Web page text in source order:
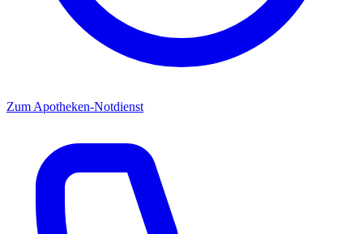
Zum Apotheken-Notdienst